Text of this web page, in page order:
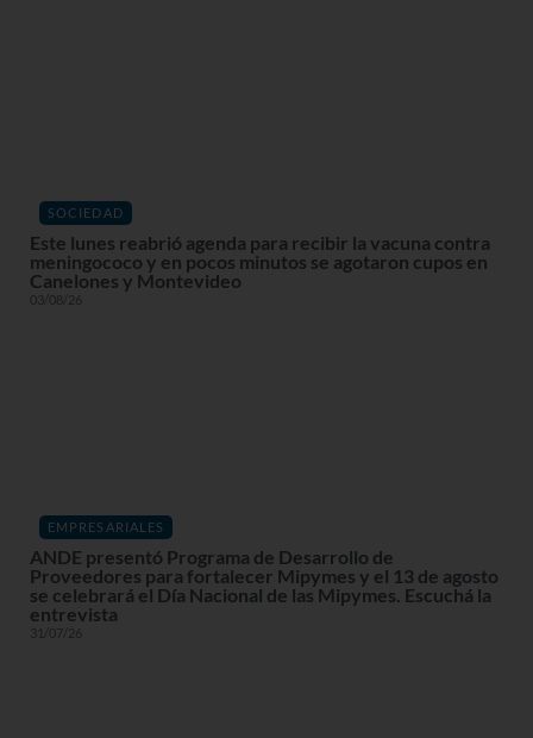
SOCIEDAD
Este lunes reabrió agenda para recibir la vacuna contra
meningococo y en pocos minutos se agotaron cupos en
Canelones y Montevideo
03/08/26
EMPRESARIALES
ANDE presentó Programa de Desarrollo de
Proveedores para fortalecer Mipymes y el 13 de agosto
se celebrará el Día Nacional de las Mipymes. Escuchá la
entrevista
31/07/26